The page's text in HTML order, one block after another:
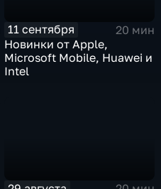
11 сентября
20 мин
Новинки от Apple,
Microsoft Mobile, Huawei и
Intel